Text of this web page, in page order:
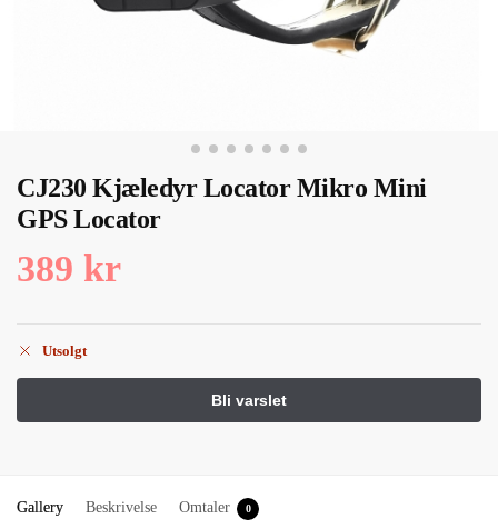
CJ230 Kjæledyr Locator Mikro Mini
GPS Locator
389 kr
Utsolgt
Gallery Beskrivelse Omtaler 0